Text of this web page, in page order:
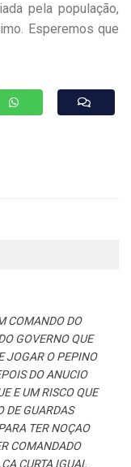
pela população,
Esperemos que
COMANDO DO
GOVERNO QUE
JOGAR O PEPINO
DO ANUCIO
E UM RISCO QUE
DE GUARDAS
TER NOÇAO
COMANDADO
CURTA IGUAL